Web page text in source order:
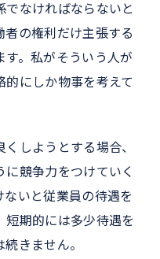
なければならないと
の権利だけ主張する
す。私がそういう人が
にしか物事を考えて
しようとする場合、
競争力をつけていく
いと従業員の待遇を
短期的には多少待遇を
きません。